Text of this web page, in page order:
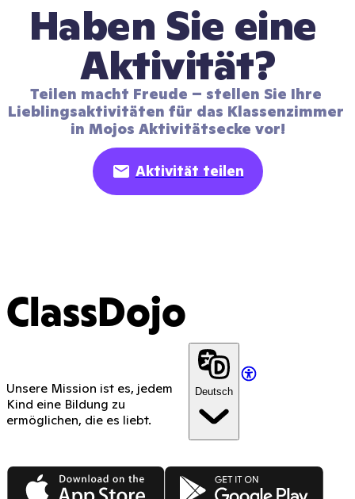
Haben Sie eine
Aktivität?
Teilen macht Freude – stellen Sie Ihre
Lieblingsaktivitäten für das Klassenzimmer
in Mojos Aktivitätsecke vor!
Aktivität teilen
ClassDojo
Unsere Mission ist es, jedem
Kind eine Bildung zu
ermöglichen, die es liebt.
Deutsch
App Store Google Play